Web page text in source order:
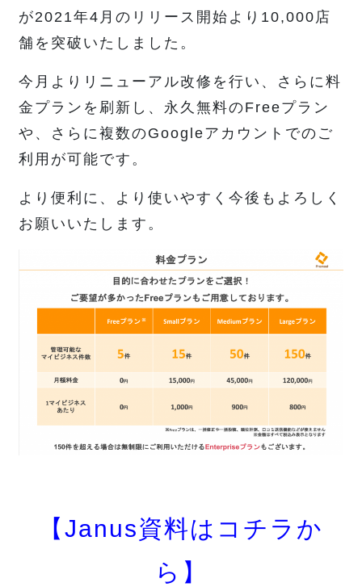
が2021年4月のリリース開始より10,000店
舗を突破いたしました。
今月よりリニューアル改修を行い、さらに料
金プランを刷新し、永久無料のFreeプラン
や、さらに複数のGoogleアカウントでのご
利用が可能です。
より便利に、より使いやすく今後もよろしく
お願いいたします。
【Janus資料はコチラか
ら】